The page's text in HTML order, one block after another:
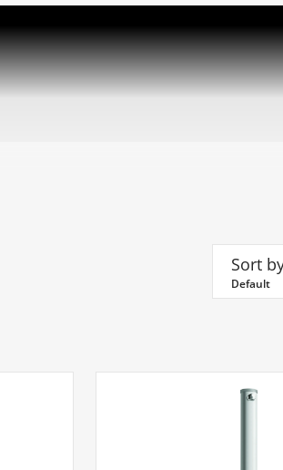
Sort
Default